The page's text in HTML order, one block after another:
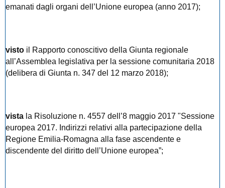
emanati dagli organi dell’Unione europea (anno 2017);
visto il Rapporto conoscitivo della Giunta regionale
all’Assemblea legislativa per la sessione comunitaria 2018
(delibera di Giunta n. 347 del 12 marzo 2018);
vista la Risoluzione n. 4557 dell’8 maggio 2017 "Sessione
europea 2017. Indirizzi relativi alla partecipazione della
Regione Emilia-Romagna alla fase ascendente e
discendente del diritto dell’Unione europea”;